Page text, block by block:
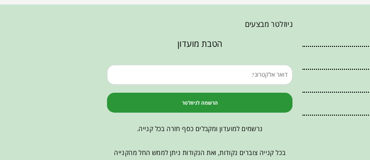
ניוזלטר מבצעים
הטבת מועדון
הרשמה לניוזלטר
נרשמים למועדון ומקבלים כסף חזרה בכל קנייה.
בכל קנייה צוברים נקודות, ואת הנקודות ניתן לממש החל מהקנייה